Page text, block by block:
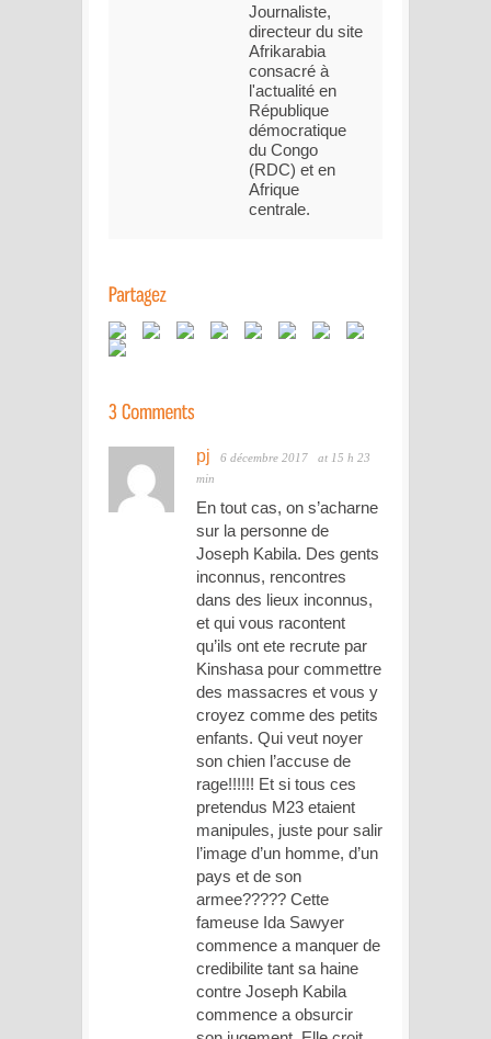
Journaliste,
directeur du site
Afrikarabia
consacré à
l'actualité en
République
démocratique
du Congo
(RDC) et en
Afrique
centrale.
pj 6 décembre 2017
at 15 h 23
min
En tout cas, on s’acharne
sur la personne de
Joseph Kabila. Des gents
inconnus, rencontres
dans des lieux inconnus,
et qui vous racontent
qu’ils ont ete recrute par
Kinshasa pour commettre
des massacres et vous y
croyez comme des petits
enfants. Qui veut noyer
son chien l’accuse de
rage!!!!!! Et si tous ces
pretendus M23 etaient
manipules, juste pour salir
l’image d’un homme, d’un
pays et de son
armee????? Cette
fameuse Ida Sawyer
commence a manquer de
credibilite tant sa haine
contre Joseph Kabila
commence a obsurcir